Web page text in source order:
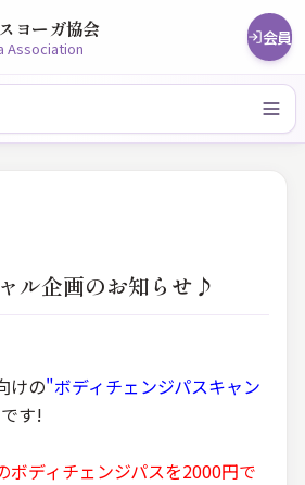
ヨーガ協会
Association 会員
ル企画のお知らせ♪
けの"ボディチェンジパスキャン
す!
ボディチェンジパスを2000円で